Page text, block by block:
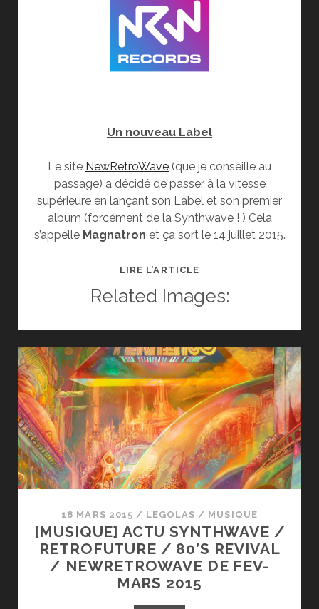
Un nouveau Label
Le site NewRetroWave (que je conseille au
passage) a décidé de passer à la vitesse
supérieure en lançant son Label et son premier
album (forcément de la Synthwave ! ) Cela
s’appelle Magnatron et ça sort le 14 juillet 2015.
LIRE L’ARTICLE[MUSIQUE]
SYNTHWAVE
/
80’S
REVIVAL
/
NEWRETROWAVE
–
JUIN
2015
Related Images:
18 MARS 2015 / LEGOLAS / MUSIQUE
[MUSIQUE] ACTU SYNTHWAVE /
RETROFUTURE / 80’S REVIVAL
/ NEWRETROWAVE DE FEV-
MARS 2015